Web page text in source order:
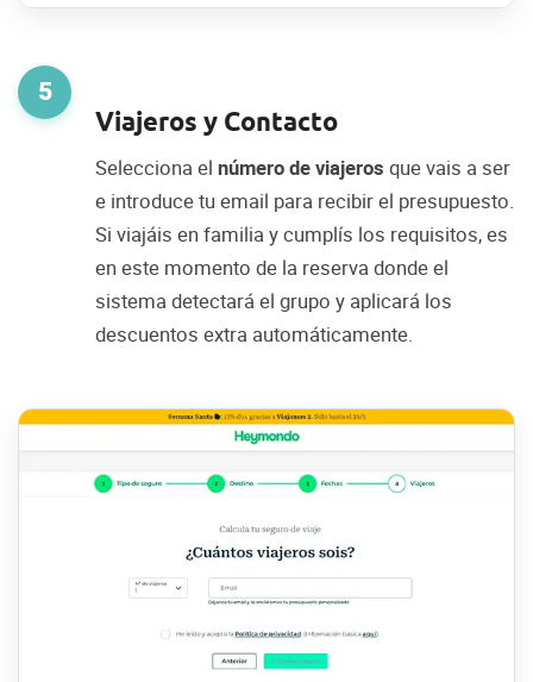
5
Viajeros y Contacto
Selecciona el número de viajeros que vais a ser
e introduce tu email para recibir el presupuesto.
Si viajáis en familia y cumplís los requisitos, es
en este momento de la reserva donde el
sistema detectará el grupo y aplicará los
descuentos extra automáticamente.